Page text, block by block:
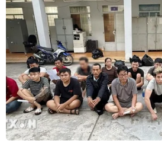
Đức tuyên án chung thân
vụ lao xe vào đám đông
06/08/2026 15:57